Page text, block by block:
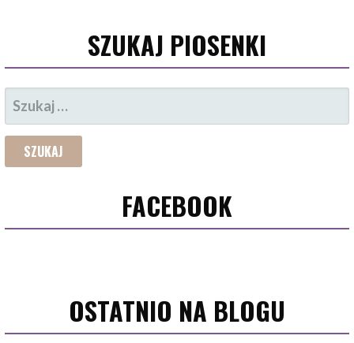
SZUKAJ PIOSENKI
SZUKAJ:
FACEBOOK
OSTATNIO NA BLOGU